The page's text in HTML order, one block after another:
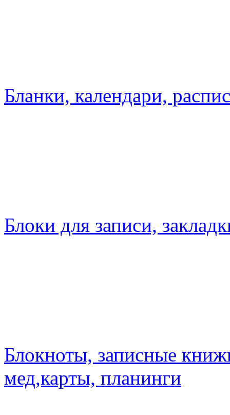
Бланки, календари,
Блоки для записи,
Блокноты, записные
мед,карты, планинги